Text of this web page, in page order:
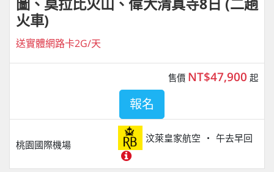
火車)
送實體網路卡2G/天
桃園國際機場
汶萊皇家航空 午去早回
售價 NT$47,900 起
報名